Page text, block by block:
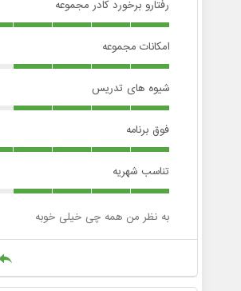
رفتارو برخورد کادر مجموعه
امکانات مجموعه
شیوه های تدریس
فوق برنامه
تناسب شهریه
به نظر من همه چی خیلی خوبه